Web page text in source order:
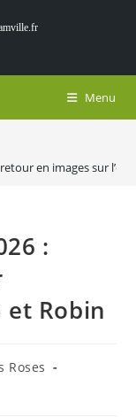
Menu
en images sur
:
et Robin
Roses